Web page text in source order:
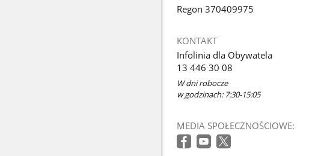
Regon 370409975
KONTAKT
Infolinia dla Obywatela
13 446 30 08
W dni robocze
w godzinach: 7:30-15:05
MEDIA SPOŁECZNOŚCIOWE: